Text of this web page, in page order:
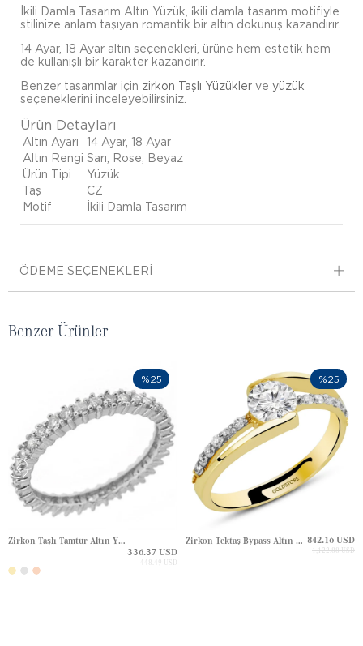
İkili Damla Tasarım Altın Yüzük, i̇kili damla tasarım motifiyle
stilinize anlam taşıyan romantik bir altın dokunuş kazandırır.
14 Ayar, 18 Ayar altın seçenekleri, ürüne hem estetik hem
de kullanışlı bir karakter kazandırır.
Benzer tasarımlar için zirkon Taşlı Yüzükler ve yüzük
seçeneklerini inceleyebilirsiniz.
Ürün Detayları
Altın Ayarı
14 Ayar, 18 Ayar
Altın Rengi Sarı, Rose, Beyaz
Ürün Tipi
Yüzük
Taş
CZ
Motif
İkili Damla Tasarım
ÖDEME SEÇENEKLERI
Benzer Ürünler
Zirkon Taşlı Tamtur Altın Yüzük
336.37 USD
448.49 USD
%25
Zirkon Tektaş Bypass Altın Yüzük 842.16 USD
1,122.88 USD
%25